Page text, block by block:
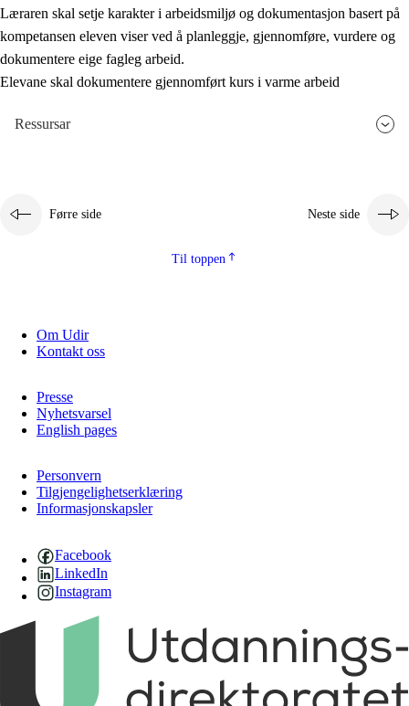
Læraren skal setje karakter i arbeidsmiljø og dokumentasjon basert på
kompetansen eleven viser ved å planleggje, gjennomføre, vurdere og
dokumentere eige fagleg arbeid.
Elevane skal dokumentere gjennomført kurs i varme arbeid
Ressursar
Førre side Neste side
Til toppen
Om Udir
Kontakt oss
Presse
Nyhetsvarsel
English pages
Personvern
Tilgjengelighetserklæring
Informasjonskapsler
Facebook
LinkedIn
Instagram